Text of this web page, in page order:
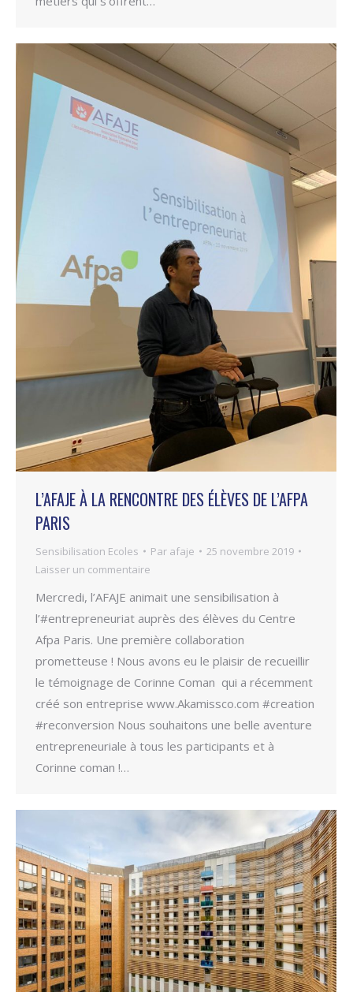
L’AFAJE À LA RENCONTRE DES ÉLÈVES DE L’AFPA
PARIS
Sensibilisation Ecoles Par afaje
25 novembre 2019
Laisser un commentaire
Mercredi, l’AFAJE animait une sensibilisation à
l’#entrepreneuriat auprès des élèves du Centre
Afpa Paris. Une première collaboration
prometteuse ! Nous avons eu le plaisir de recueillir
le témoignage de Corinne Coman qui a récemment
créé son entreprise www.Akamissco.com #creation
#reconversion Nous souhaitons une belle aventure
entrepreneuriale à tous les participants et à
Corinne coman !…